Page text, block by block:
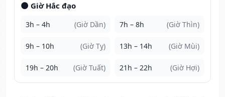
🌑 Giờ Hắc đạo
3h – 4h (Giờ Dần) 7h – 8h (Giờ Thìn)
9h – 10h (Giờ Tỵ) 13h – 14h (Giờ Mùi)
19h – 20h (Giờ Tuất) 21h – 22h (Giờ Hợi)